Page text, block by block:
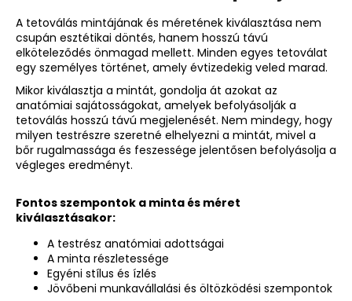
A tetoválás mintájának és méretének kiválasztása nem
csupán esztétikai döntés, hanem hosszú távú
elköteleződés önmagad mellett. Minden egyes tetoválat
egy személyes történet, amely évtizedekig veled marad.
Mikor kiválasztja a mintát, gondolja át azokat az
anatómiai sajátosságokat, amelyek befolyásolják a
tetoválás hosszú távú megjelenését. Nem mindegy, hogy
milyen testrészre szeretné elhelyezni a mintát, mivel a
bőr rugalmassága és feszessége jelentősen befolyásolja a
végleges eredményt.
Fontos szempontok a minta és méret
kiválasztásakor:
A testrész anatómiai adottságai
A minta részletessége
Egyéni stílus és ízlés
Jövőbeni munkavállalási és öltözködési szempontok